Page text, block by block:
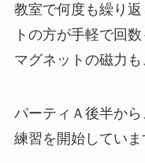
教室で何度も繰り
トの方が手軽で回
マグネットの磁力も
パーティＡ後半か
練習を開始していま